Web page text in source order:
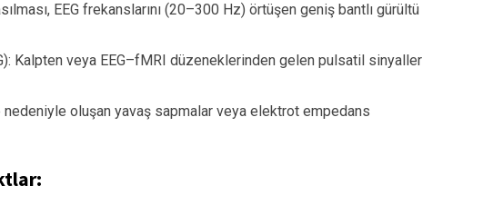
EEG frekanslarını (20–300 Hz) örtüşen geniş bantlı gürültü
Kalpten veya EEG–fMRI düzeneklerinden gelen pulsatil sinyaller
oluşan yavaş sapmalar veya elektrot empedans